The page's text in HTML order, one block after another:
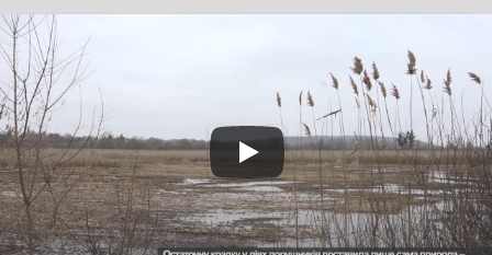
TV СЮЖЕТ
Під Смілою під час
косіння очерету на
території